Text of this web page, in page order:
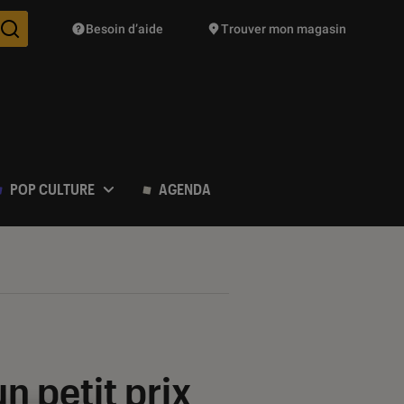
Des suggestions de produits vont vous être proposées
Besoin d’aide Trouver mon magasin
POP CULTURE AGENDA
petit prix